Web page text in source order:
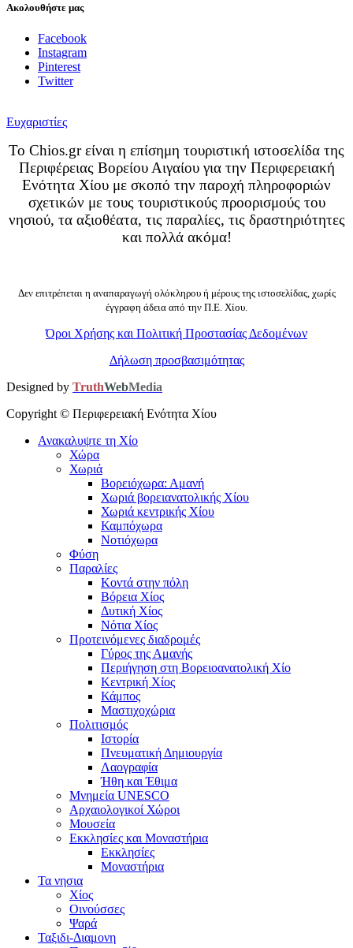
Ακολουθήστε μας
Facebook
Instagram
Pinterest
Twitter
Ευχαριστίες
Το Chios.gr είναι η επίσημη τουριστική ιστοσελίδα της
Περιφέρειας Βορείου Αιγαίου για την Περιφερειακή
Ενότητα Χίου με σκοπό την παροχή πληροφοριών
σχετικών με τους τουριστικούς προορισμούς του
νησιού, τα αξιοθέατα, τις παραλίες, τις δραστηριότητες
και πολλά ακόμα!
Δεν επιτρέπεται η αναπαραγωγή ολόκληρου ή μέρους της ιστοσελίδας, χωρίς
έγγραφη άδεια από την Π.Ε. Χίου.
Όροι Χρήσης και Πολιτική Προστασίας Δεδομένων
Δήλωση προσβασιμότητας
Designed by TruthWebMedia
Copyright © Περιφερειακή Ενότητα Χίου
Ανακαλυψτε τη Χίο
Χώρα
Χωριά
Βορειόχωρα: Αμανή
Χωριά βορειανατολικής Χίου
Χωριά κεντρικής Χίου
Καμπόχωρα
Νοτιόχωρα
Φύση
Παραλίες
Κοντά στην πόλη
Βόρεια Χίος
Δυτική Χίος
Νότια Χίος
Προτεινόμενες διαδρομές
Γύρος της Αμανής
Περιήγηση στη Βορειοανατολική Χίο
Κεντρική Χίος
Κάμπος
Μαστιχοχώρια
Πολιτισμός
Ιστορία
Πνευματική Δημιουργία
Λαογραφία
Ήθη και Έθιμα
Μνημεία UNESCO
Αρχαιολογικοί Χώροι
Μουσεία
Εκκλησίες και Μοναστήρια
Εκκλησίες
Μοναστήρια
Τα νησια
Χίος
Οινούσσες
Ψαρά
Ταξιδι-Διαμονη